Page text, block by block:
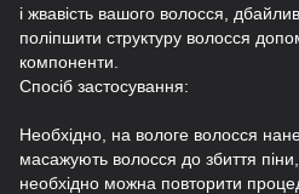
і жвавість вашого волосся,
поліпшити структуру волосся
компоненти.
Спосіб застосування:
Необхідно, на вологе волосся
масажують волосся до збиття
необхідно можна повторити